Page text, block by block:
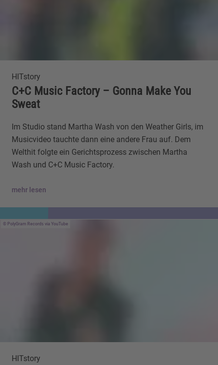
HITstory
C+C Music Factory – Gonna Make You
Sweat
Im Studio stand Martha Wash von den Weather Girls, im
Musicvideo tauchte dann eine andere Frau auf. Dem
Welthit folgte ein Gerichtsprozess zwischen Martha
Wash und C+C Music Factory.
mehr lesen
PolyGram Records via YouTube
HITstory